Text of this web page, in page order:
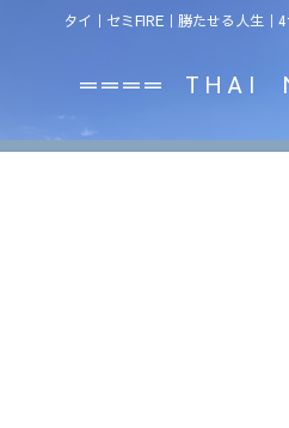
タイ｜セミFIRE｜勝たせる人生｜
＝＝＝＝ T H A I